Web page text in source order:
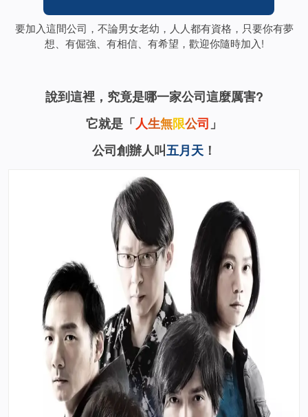
要加入這間公司，不論男女老幼，人人都有資格，只要你有夢
想、有倔強、有相信、有希望，歡迎你隨時加入!
說到這裡，究竟是哪一家公司這麼厲害?
它就是「人生無限公司」
公司創辦人叫五月天！